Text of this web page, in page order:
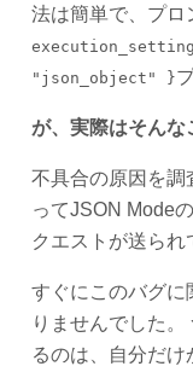
法は簡単で、プロ
"json_object" }
が、実際はそんな
不具合の原因を調
ってJSON Mode
クエストが送られ
すぐにこのバグに
りませんでした
るのは、自分だけ